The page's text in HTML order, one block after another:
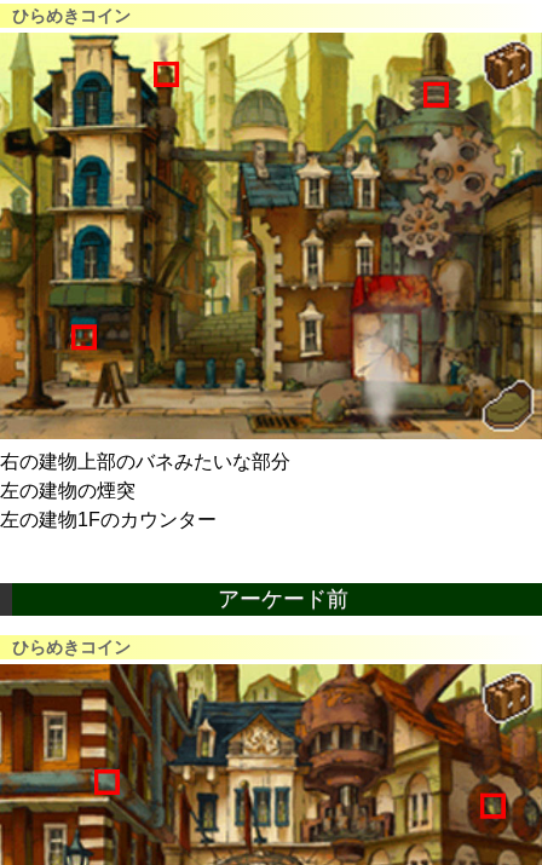
ひらめきコイン
右の建物上部のバネみたいな部分
左の建物の煙突
左の建物1Fのカウンター
アーケード前
ひらめきコイン